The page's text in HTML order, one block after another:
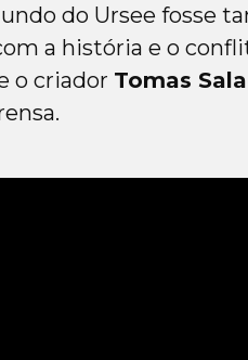
do Ursee fosse
a história e o
o criador Tomas Sala